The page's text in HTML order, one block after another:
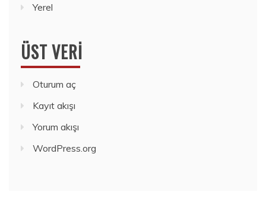
Yerel
ÜST VERI
Oturum aç
Kayıt akışı
Yorum akışı
WordPress.org